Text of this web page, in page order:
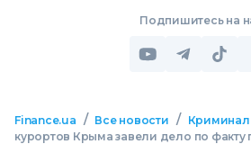
Подпишитесь на
Finance.ua / Все новости / Криминал
курортов Крыма завели дело по